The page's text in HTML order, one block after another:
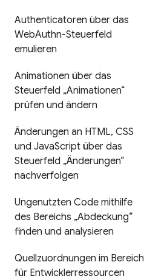
Authenticatoren über das
WebAuthn-Steuerfeld
emulieren
Animationen über das
Steuerfeld „Animationen“
prüfen und ändern
Änderungen an HTML, CSS
und JavaScript über das
Steuerfeld „Änderungen“
nachverfolgen
Ungenutzten Code mithilfe
des Bereichs „Abdeckung“
finden und analysieren
Quellzuordnungen im Bereich
für Entwicklerressourcen